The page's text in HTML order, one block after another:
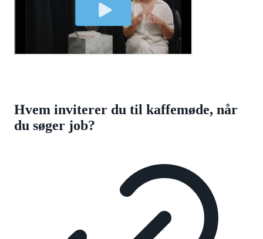
Hvem inviterer du til kaffemøde, når
du søger job?